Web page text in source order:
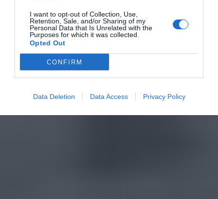
I want to opt-out of Collection, Use,
Retention, Sale, and/or Sharing of my
Personal Data that Is Unrelated with the
Purposes for which it was collected.
Opted Out
CONFIRM
Data Deletion Data Access Privacy Policy